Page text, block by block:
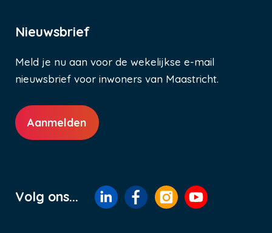
Nieuwsbrief
Meld je nu aan voor de wekelijkse e-mail
nieuwsbrief voor inwoners van Maastricht.
Aanmelden
Volg ons...